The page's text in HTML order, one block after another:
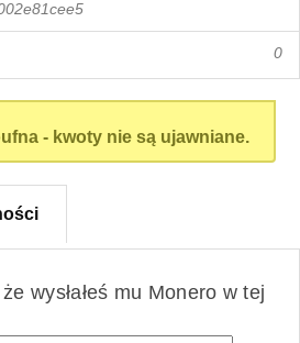
0
- kwoty nie są ujawniane.
wysłałeś mu Monero w tej